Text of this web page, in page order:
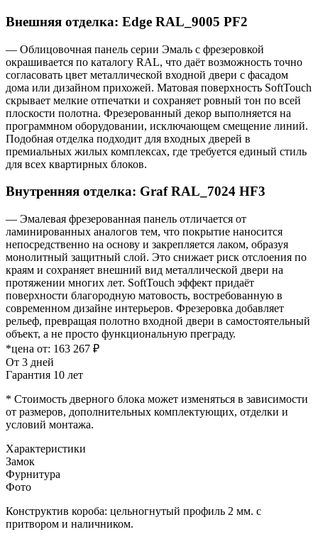
Внешняя отделка: Edge RAL_9005 PF2
— Облицовочная панель серии Эмаль с фрезеровкой
окрашивается по каталогу RAL, что даёт возможность точно
согласовать цвет металлической входной двери с фасадом
дома или дизайном прихожей. Матовая поверхность SoftTouch
скрывает мелкие отпечатки и сохраняет ровный тон по всей
плоскости полотна. Фрезерованный декор выполняется на
программном оборудовании, исключающем смещение линий.
Подобная отделка подходит для входных дверей в
премиальных жилых комплексах, где требуется единый стиль
для всех квартирных блоков.
Внутренняя отделка: Graf RAL_7024 HF3
— Эмалевая фрезерованная панель отличается от
ламинированных аналогов тем, что покрытие наносится
непосредственно на основу и закрепляется лаком, образуя
монолитный защитный слой. Это снижает риск отслоения по
краям и сохраняет внешний вид металлической двери на
протяжении многих лет. SoftTouch эффект придаёт
поверхности благородную матовость, востребованную в
современном дизайне интерьеров. Фрезеровка добавляет
рельеф, превращая полотно входной двери в самостоятельный
объект, а не просто функциональную преграду.
*цена от: 163 267 ₽
От 3 дней
Гарантия 10 лет
* Стоимость дверного блока может изменяться в зависимости
от размеров, дополнительных комплектующих, отделки и
условий монтажа.
Характеристики
Замок
Фурнитура
Фото
Конструктив короба: цельногнутый профиль 2 мм. с
притвором и наличником.